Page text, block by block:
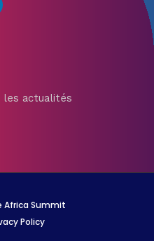
les actualités
Africa Summit
Policy